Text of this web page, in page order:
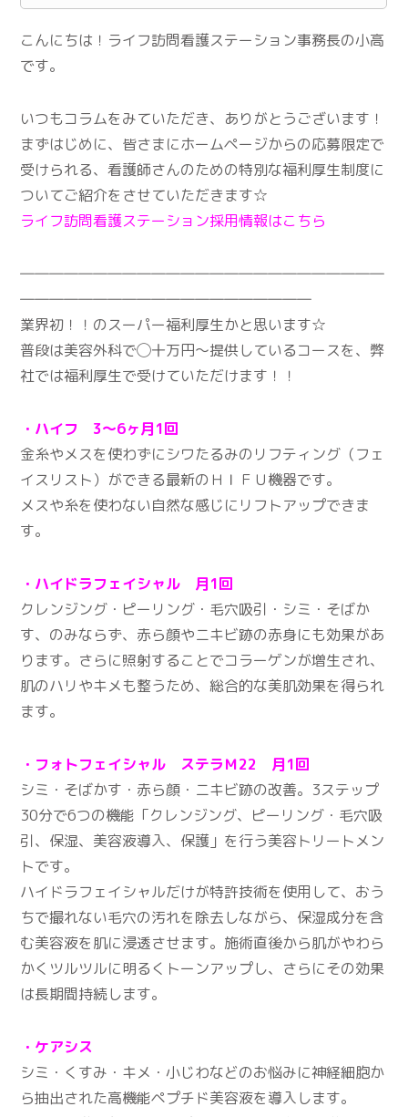
こんにちは！ライフ訪問看護ステーション事務長の小高
です。
いつもコラムをみていただき、ありがとうございます！
まずはじめに、皆さまにホームページからの応募限定で
受けられる、看護師さんのための特別な福利厚生制度に
ついてご紹介をさせていただきます☆
ライフ訪問看護ステーション採用情報はこちら
―――――――――――――――――――――――――
――――――――――――――――――――
業界初！！のスーパー福利厚生かと思います☆
普段は美容外科で◯十万円〜提供しているコースを、弊
社では福利厚生で受けていただけます！！
・ハイフ 3～6ヶ月1回
金糸やメスを使わずにシワたるみのリフティング（フェ
イスリスト）ができる最新のＨＩＦＵ機器です。
メスや糸を使わない自然な感じにリフトアップできま
す。
・ハイドラフェイシャル 月1回
クレンジング・ピーリング・毛穴吸引・シミ・そばか
す、のみならず、赤ら顔やニキビ跡の赤身にも効果があ
ります。さらに照射することでコラーゲンが増生され、
肌のハリやキメも整うため、総合的な美肌効果を得られ
ます。
・フォトフェイシャル ステラＭ22 月1回
シミ・そばかす・赤ら顔・ニキビ跡の改善。3ステップ
30分で6つの機能「クレンジング、ピーリング・毛穴吸
引、保湿、美容液導入、保護」を行う美容トリートメン
トです。
ハイドラフェイシャルだけが特許技術を使用して、おう
ちで撮れない毛穴の汚れを除去しながら、保湿成分を含
む美容液を肌に浸透させます。施術直後から肌がやわら
かくツルツルに明るくトーンアップし、さらにその効果
は長期間持続します。
・ケアシス
シミ・くすみ・キメ・小じわなどのお悩みに神経細胞か
ら抽出された高機能ペプチド美容液を導入します。